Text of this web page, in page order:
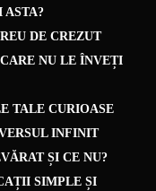
ASTA?
DE CREZUT
NU LE ÎNVEȚI
TALE CURIOASE
INFINIT
ȘI CE NU?
SIMPLE ȘI